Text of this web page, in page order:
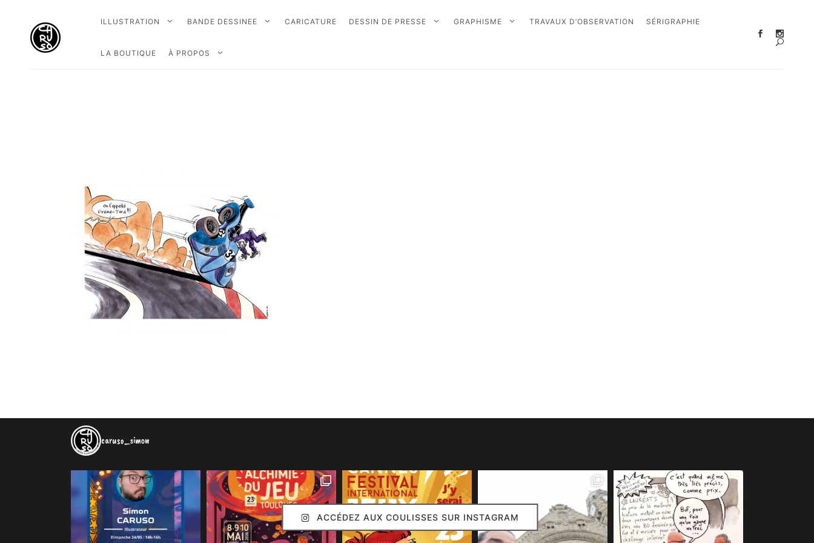
ILLUSTRATION BANDE DESSINEE CARICATURE DESSIN DE PRESSE GRAPHISME TRAVAUX D’OBSERVATION SÉRIGRAPHIE
LA BOUTIQUE À PROPOS
caruso_simon
ACCÉDEZ AUX COULISSES SUR INSTAGRAM